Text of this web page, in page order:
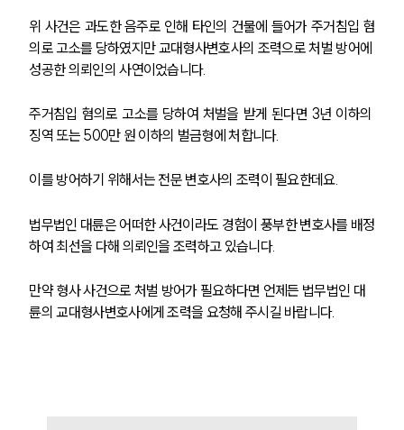
그룹소개
오시는 길
글로벌 파트너 로펌
고객의 소리
위 사건은 과도한 음주로 인해 타인의 건물에 들어가 주거침입 혐
의로 고소를 당하였지만 교대형사변호사의 조력으로 처벌 방어에
성공한 의뢰인의 사연이었습니다.
주거침입 혐의로 고소를 당하여 처벌을 받게 된다면 3년 이하의
징역 또는 500만 원 이하의 벌금형에 처합니다.
이를 방어하기 위해서는 전문 변호사의 조력이 필요한데요.
법무법인 대륜은 어떠한 사건이라도 경험이 풍부한 변호사를 배정
하여 최선을 다해 의뢰인을 조력하고 있습니다.
만약 형사 사건으로 처벌 방어가 필요하다면 언제든 법무법인 대
륜의 교대형사변호사에게 조력을 요청해 주시길 바랍니다.